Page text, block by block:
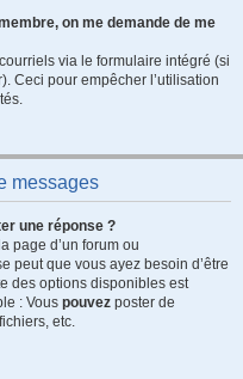
on me demande de me
via le formulaire intégré (si
Ceci pour empêcher l’utilisation
messages
une réponse ?
page d’un forum ou
peut que vous ayez besoin d’être
des options disponibles est
: Vous pouvez poster de
etc.